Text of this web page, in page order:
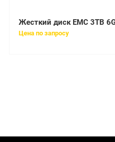
Цена по запросу